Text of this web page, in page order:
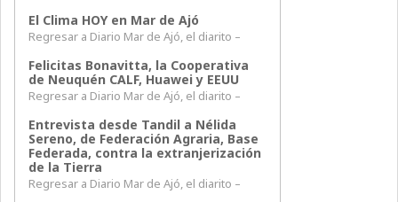
El Clima HOY en Mar de Ajó
Regresar a Diario Mar de Ajó, el diarito –
Felicitas Bonavitta, la Cooperativa
de Neuquén CALF, Huawei y EEUU
Regresar a Diario Mar de Ajó, el diarito –
Entrevista desde Tandil a Nélida
Sereno, de Federación Agraria, Base
Federada, contra la extranjerización
de la Tierra
Regresar a Diario Mar de Ajó, el diarito –